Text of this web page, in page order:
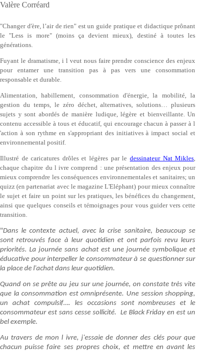
Valère Corréard
"Changer d'ère, l’air de rien" est un guide pratique et didactique prônant
le "Less is more" (moins ça devient mieux), destiné à toutes les
générations.
Fuyant le dramatisme, i l veut nous faire prendre conscience des enjeux
pour entamer une transition pas à pas vers une consommation
responsable et durable.
Alimentation, habillement, consommation d'énergie, la mobilité, la
gestion du temps, le zéro déchet, alternatives, solutions… plusieurs
sujets y sont abordés de manière ludique, légère et bienveillante. Un
contenu accessible à tous et éducatif, qui encourage chacun à passer à l
'action à son rythme en s'appropriant des initiatives à impact social et
environnemental positif.
Illustré de caricatures drôles et légères par le dessinateur Nat Mikles
chaque chapitre du l ivre comprend : une présentation des enjeux pour
mieux comprendre les conséquences environnementales et sanitaires; un
quizz (en partenariat avec le magazine L'Eléphant) pour mieux connaître
le sujet et faire un point sur les pratiques, les bénéfices du changement,
ainsi que quelques conseils et témoignages pour vous guider vers cette
transition.
"Dans le contexte actuel, avec la crise sanitaire, beaucoup se
sont retrouvés face à leur quotidien et ont parfois revu leurs
priorités. La journée sans achat est une journée symbolique et
éducative pour interpeller le consommateur à se questionner sur
la place de l'achat dans leur quotidien.
Quand on se prête au jeu sur une journée, on constate très vite
que la consommation est omniprésente. Une session shopping,
un achat compulsif…. les occasions sont nombreuses et le
consommateur est sans cesse sollicité. Le Black Friday en est un
bel exemple.
Au travers de mon l ivre, j'essaie de donner des clés pour que
chacun puisse faire ses propres choix, et mettre en avant les